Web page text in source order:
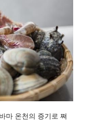
마 온천의 증기로 쪄